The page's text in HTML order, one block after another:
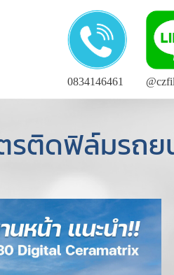
0834146461
รติดฟิล์มรถย